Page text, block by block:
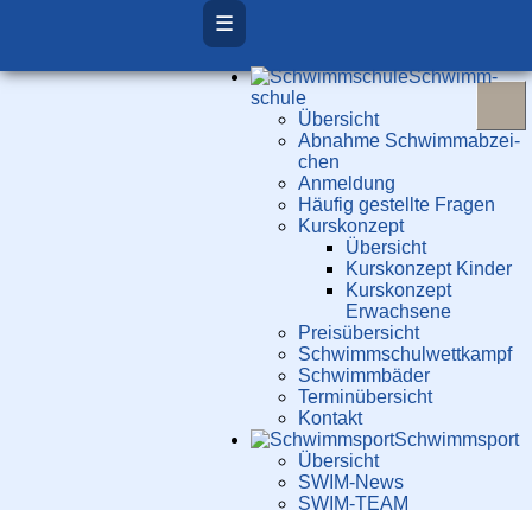
☰
Schwimm­
schule
Übersicht
Ab­nah­me Schwimm­ab­zei­
chen
Anmeldung
Häufig gestellte Fragen
Kurs­konzept
Übersicht
Kurskonzept Kinder
Kurskonzept
Erwachsene
Preis­über­sicht
Schwimm­schul­wett­kampf
Schwimm­bäder
Terminübersicht
Kontakt
Schwimm­sport
Übersicht
SWIM-News
SWIM-TEAM